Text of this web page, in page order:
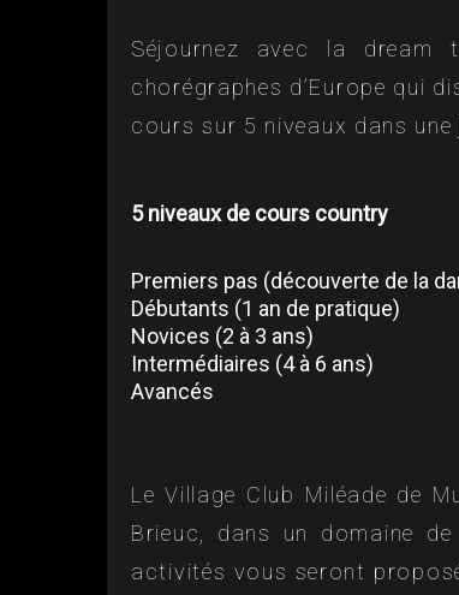
Séjournez avec la dream
chorégraphes d’Europe qui
cours sur 5 niveaux dans une
5 niveaux de cours country
Premiers pas (découverte de la
Débutants (1 an de pratique)
Novices (2 à 3 ans)
Intermédiaires (4 à 6 ans)
Avancés
Le Village Club Miléade de
Brieuc, dans un domaine
activités vous seront